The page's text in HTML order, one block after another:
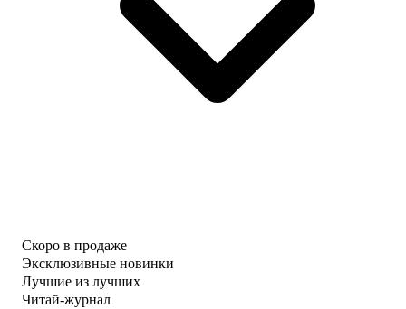
Скоро в продаже
Эксклюзивные новинки
Лучшие из лучших
Читай-журнал